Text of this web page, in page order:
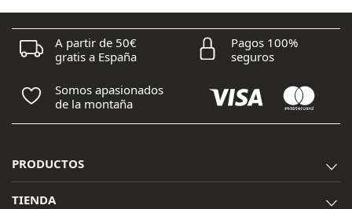
A partir de 50€
gratis a España
Pagos 100%
seguros
Somos apasionados
de la montaña
PRODUCTOS
TIENDA